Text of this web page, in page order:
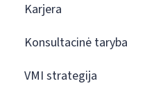
Karjera
Konsultacinė taryba
VMI strategija